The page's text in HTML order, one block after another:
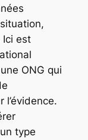
est
ONG qui
type